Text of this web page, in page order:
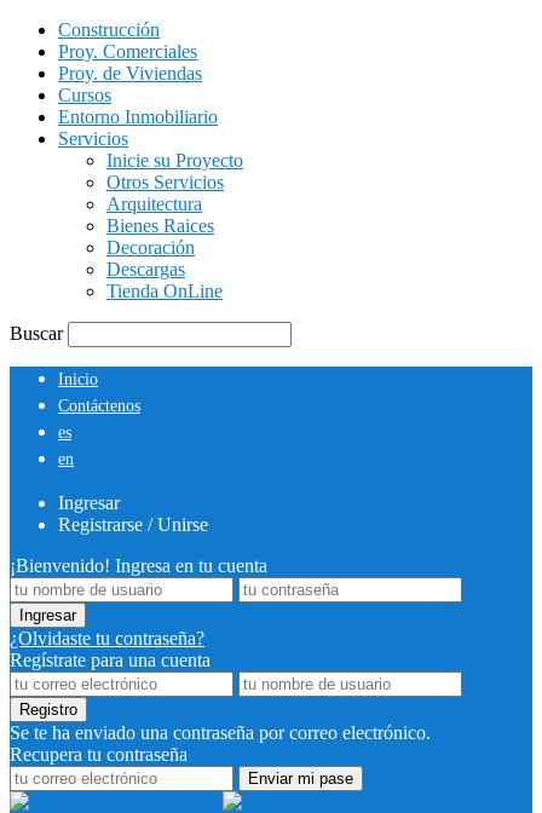
Construcción
Proy. Comerciales
Proy. de Viviendas
Cursos
Entorno Inmobiliario
Servicios
Inicie su Proyecto
Otros Servicios
Arquitectura
Bienes Raices
Decoración
Descargas
Tienda OnLine
Buscar
Inicio
Contáctenos
es
en
Ingresar
Registrarse / Unirse
¡Bienvenido! Ingresa en tu cuenta
¿Olvidaste tu contraseña?
Regístrate para una cuenta
Se te ha enviado una contraseña por correo electrónico.
Recupera tu contraseña